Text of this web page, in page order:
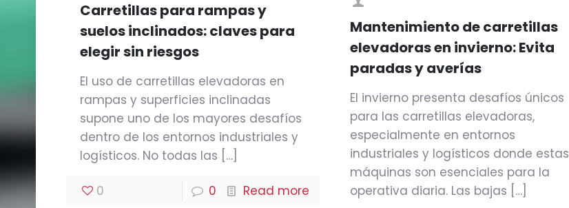
Carretillas para rampas y
suelos inclinados: claves para
elegir sin riesgos
El uso de carretillas elevadoras en
rampas y superficies inclinadas
supone uno de los mayores desafíos
dentro de los entornos industriales y
logísticos. No todas las […]
0 0 Read more
Mantenimiento de carretillas
elevadoras en invierno: Evita
paradas y averías
El invierno presenta desafíos únicos
para las carretillas elevadoras,
especialmente en entornos
industriales y logísticos donde estas
máquinas son esenciales para la
operativa diaria. Las bajas […]